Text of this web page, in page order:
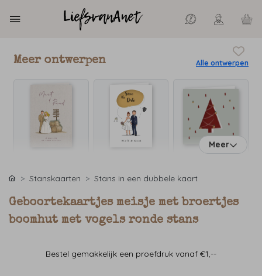
Meer ontwerpen Alle ontwerpen
Meer
Stanskaarten Stans in een dubbele kaart
Geboortekaartjes meisje met broertjes
boomhut met vogels ronde stans
Bestel gemakkelijk een proefdruk vanaf €1,--